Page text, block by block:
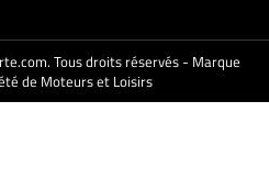
Tous droits réservés - Marque
de Moteurs et Loisirs